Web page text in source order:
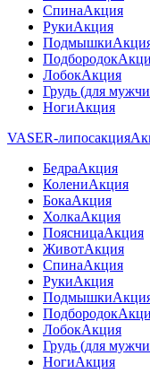
СпинаАкция
РукиАкция
Подмышки
Подбородок
ЛобокАкция
Грудь (для
НогиАкция
VASER-липосакция
БедраАкция
КолениАкция
БокаАкция
ХолкаАкция
ПоясницаАкция
ЖивотАкция
СпинаАкция
РукиАкция
Подмышки
Подбородок
ЛобокАкция
Грудь (для
НогиАкция